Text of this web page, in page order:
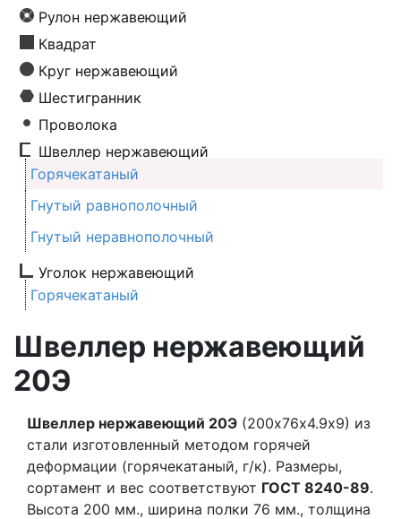
Рулон нержавеющий
Квадрат
Круг нержавеющий
Шестигранник
Проволока
Швеллер нержавеющий
Горячекатаный
Гнутый равнополочный
Гнутый неравнополочный
Уголок нержавеющий
Горячекатаный
Швеллер нержавеющий
20Э
Швеллер нержавеющий 20Э (200х76х4.9х9) из
стали изготовленный методом горячей
деформации (горячекатаный, г/к). Размеры,
сортамент и вес соответствуют ГОСТ 8240-89.
Высота 200 мм., ширина полки 76 мм., толщина